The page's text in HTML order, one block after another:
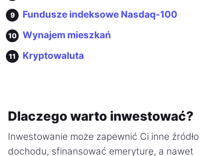
Fundusze indeksowe Nasdaq-100
Wynajem mieszkań
Kryptowaluta
Dlaczego warto inwestować?
Inwestowanie może zapewnić Ci inne źródło
dochodu, sfinansować emeryturę, a nawet